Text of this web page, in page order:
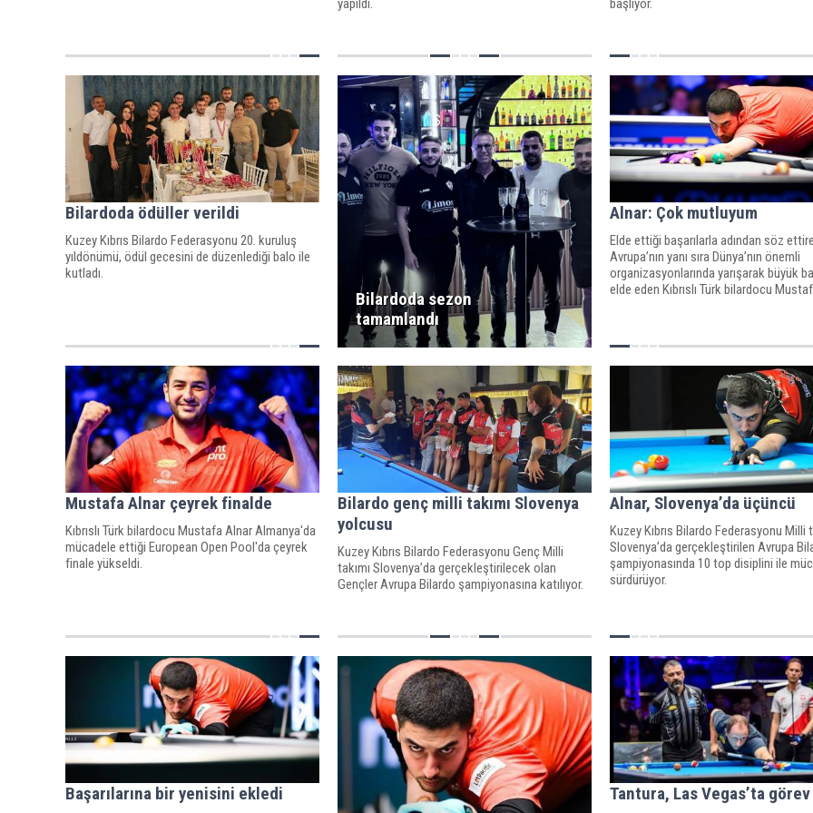
yapıldı. başlıyor.
Bilardoda ödüller verildi
Kuzey Kıbrıs Bilardo Federasyonu 20. kuruluş
yıldönümü, ödül gecesini de düzenlediği balo ile
kutladı.
Bilardoda sezon
tamamlandı
Alnar: Çok mutluyum
Elde ettiği başarılarla adından söz
Avrupa’nın yanı sıra Dünya’nın önemli
organizasyonlarında yarışarak büyük
elde eden Kıbrıslı Türk bilardocu
Mustafa Alnar çeyrek finalde
Kıbrıslı Türk bilardocu Mustafa Alnar Almanya'da
mücadele ettiği European Open Pool'da çeyrek
finale yükseldi.
Bilardo genç milli takımı Slovenya
yolcusu
Kuzey Kıbrıs Bilardo Federasyonu Genç Milli
takımı Slovenya’da gerçekleştirilecek olan
Gençler Avrupa Bilardo şampiyonasına katılıyor.
Alnar, Slovenya’da üçüncü
Kuzey Kıbrıs Bilardo Federasyonu Milli
Slovenya’da gerçekleştirilen Avrupa
şampiyonasında 10 top disiplini ile
sürdürüyor.
Başarılarına bir yenisini ekledi Tantura, Las Vegas’ta görev
S